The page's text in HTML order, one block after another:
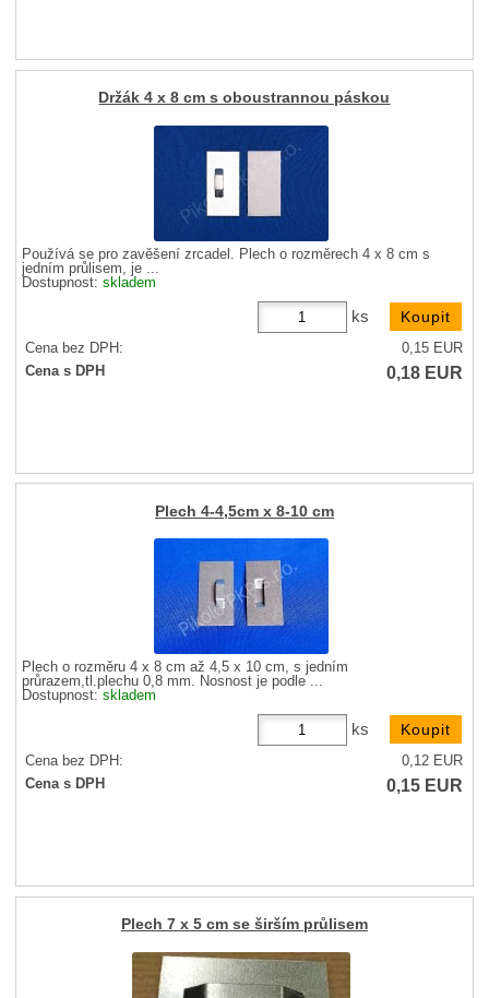
Držák 4 x 8 cm s oboustrannou páskou
Používá se pro zavěšení zrcadel. Plech o rozměrech 4 x 8 cm s
jedním průlisem, je ...
Dostupnost:skladem
ks
Cena bez DPH: 0,15 EUR
Cena s DPH
0,18 EUR
Plech 4-4,5cm x 8-10 cm
Plech o rozměru 4 x 8 cm až 4,5 x 10 cm, s jedním
průrazem,tl.plechu 0,8 mm. Nosnost je podle ...
Dostupnost:skladem
ks
Cena bez DPH: 0,12 EUR
Cena s DPH
0,15 EUR
Plech 7 x 5 cm se širším průlisem